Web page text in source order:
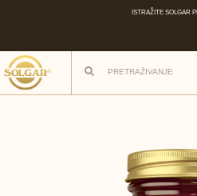
ISTRAŽITE SOLGAR